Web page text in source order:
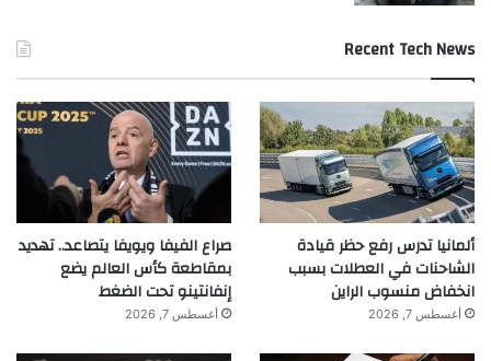
Recent Tech News
ألمانيا تدرس رفع حظر قيادة
الشاحنات في العطلات بسبب
انخفاض منسوب الراين
أغسطس 7, 2026
صراع الفيفا ويويفا يتصاعد.. تهديد
بمقاطعة كأس العالم يضع
إنفانتينو تحت الضغط
أغسطس 7, 2026